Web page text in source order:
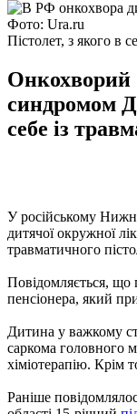
Фото: Ura.ru
Пістолет, з якого в
Онкохворий
синдромом
себе із
У російському
дитячої окружної
травматичного
Повідомляється, що
пенсіонера, який
Дитина у важкому
саркома головного
хіміотерапію. Крім
Раніше